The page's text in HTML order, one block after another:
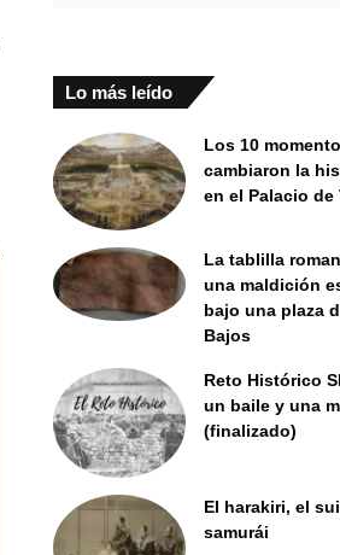
Lo más leído
Los 10
cambiaron la
en el Palacio de
La tablilla
una maldición
bajo una plaza
Bajos
Reto Histórico
un baile y una
(finalizado)
El harakiri, el
samurái